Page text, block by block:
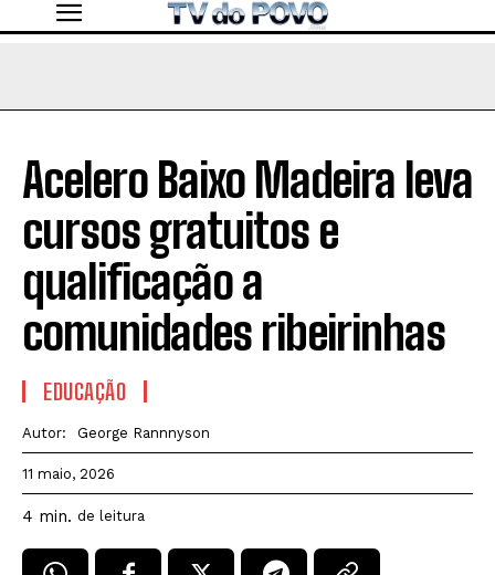
Acelero Baixo Madeira leva
cursos gratuitos e
qualificação a
comunidades ribeirinhas
EDUCAÇÃO
Autor: George Rannnyson
11 maio, 2026
4 min. de leitura